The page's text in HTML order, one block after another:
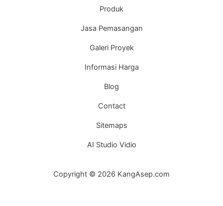
Produk
Jasa Pemasangan
Galeri Proyek
Informasi Harga
Blog
Contact
Sitemaps
AI Studio Vidio
Copyright © 2026 KangAsep.com